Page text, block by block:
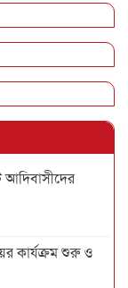
কার্যক্রম শুরু ও